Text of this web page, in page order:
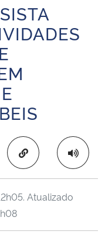
Copiar para área
. Atualizado